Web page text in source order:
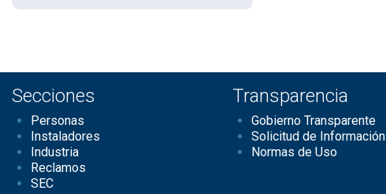
Secciones
Personas
Instaladores
Industria
Reclamos
SEC
Transparencia
Gobierno Transparente
Solicitud de Información
Normas de Uso